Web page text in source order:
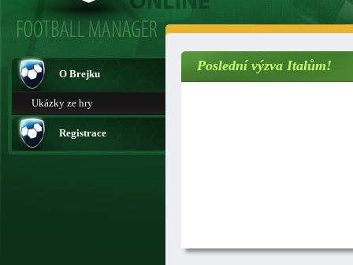
O Brejku
Ukázky ze hry
Registrace
Poslední výzva Italům!